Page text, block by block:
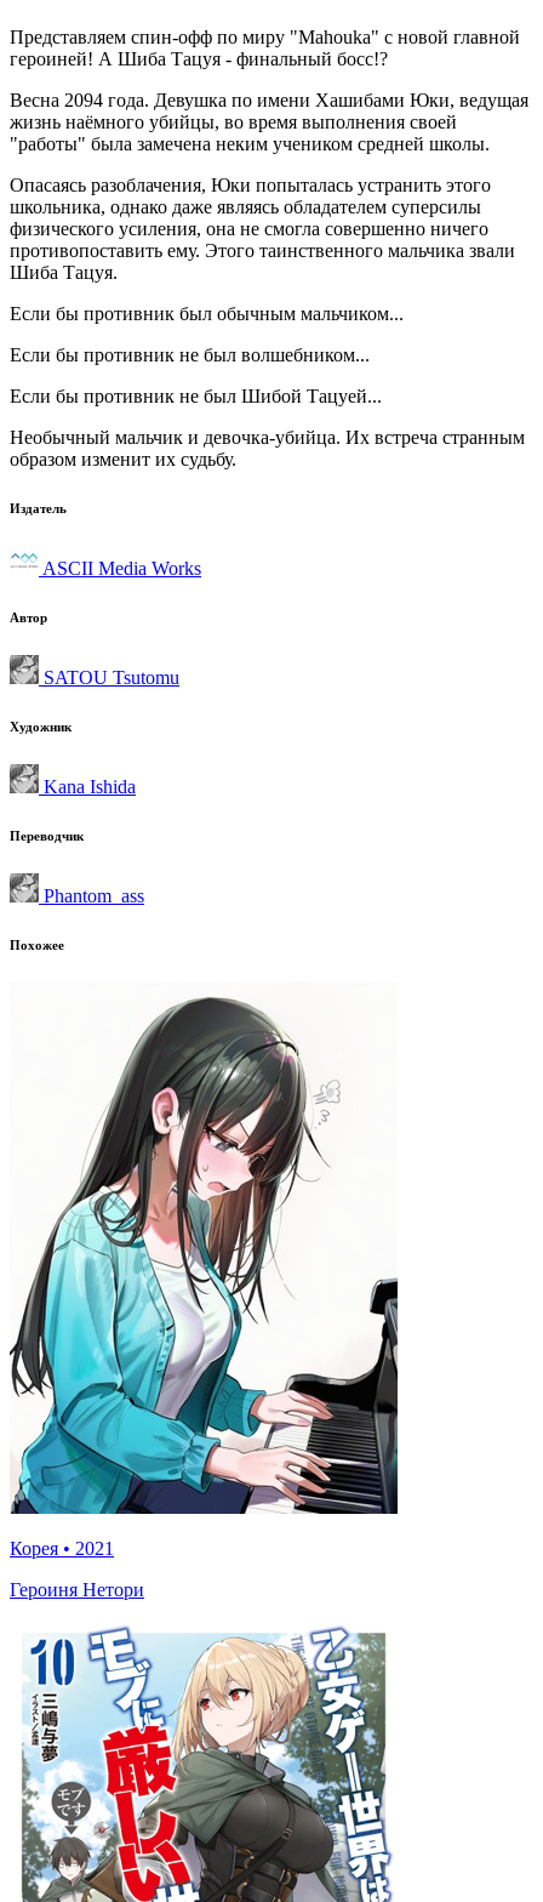
Представляем спин-офф по миру "Mahouka" с новой главной
героиней! А Шиба Тацуя - финальный босс!?
Весна 2094 года. Девушка по имени Хашибами Юки, ведущая
жизнь наёмного убийцы, во время выполнения своей
"работы" была замечена неким учеником средней школы.
Опасаясь разоблачения, Юки попыталась устранить этого
школьника, однако даже являясь обладателем суперсилы
физического усиления, она не смогла совершенно ничего
противопоставить ему. Этого таинственного мальчика звали
Шиба Тацуя.
Если бы противник был обычным мальчиком...
Если бы противник не был волшебником...
Если бы противник не был Шибой Тацуей...
Необычный мальчик и девочка-убийца. Их встреча странным
образом изменит их судьбу.
Издатель
ASCII Media Works
Автор
SATOU Tsutomu
Художник
Kana Ishida
Переводчик
Phantom_ass
Похожее
Корея • 2021
Героиня Нетори